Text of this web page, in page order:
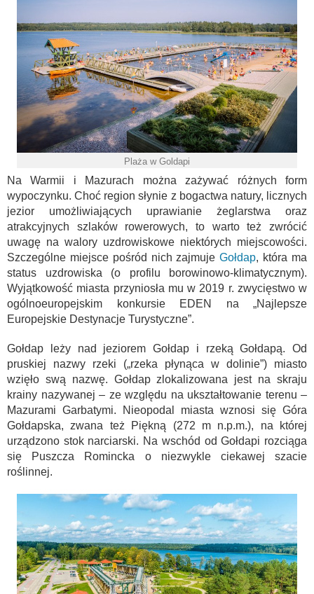
Plaża w Goldapi
Na Warmii i Mazurach można zażywać różnych form
wypoczynku. Choć region słynie z bogactwa natury, licznych
jezior umożliwiających uprawianie żeglarstwa oraz
atrakcyjnych szlaków rowerowych, to warto też zwrócić
uwagę na walory uzdrowiskowe niektórych miejscowości.
Szczególne miejsce pośród nich zajmujeGołdap, która ma
status uzdrowiska (o profilu borowinowo-klimatycznym).
Wyjątkowość miasta przyniosła mu w 2019 r. zwycięstwo w
ogólnoeuropejskim konkursie EDEN na „Najlepsze
Europejskie Destynacje Turystyczne”.
Gołdap leży nad jeziorem Gołdap i rzeką Gołdapą. Od
pruskiej nazwy rzeki („rzeka płynąca w dolinie”) miasto
wzięło swą nazwę. Gołdap zlokalizowana jest na skraju
krainy nazywanej – ze względu na ukształtowanie terenu –
Mazurami Garbatymi. Nieopodal miasta wznosi się Góra
Gołdapska, zwana też Piękną (272 m n.p.m.), na której
urządzono stok narciarski. Na wschód od Gołdapi rozciąga
się Puszcza Romincka o niezwykle ciekawej szacie
roślinnej.